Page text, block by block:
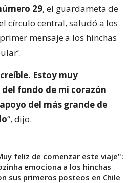
29, el guardameta de
círculo central, saludó a los
mensaje a los hinchas
Estoy muy
fondo de mi corazón
del más grande de
“, dijo.
feliz de comenzar este viaje":
emociona a los hinchas
sus primeros posteos en Chile